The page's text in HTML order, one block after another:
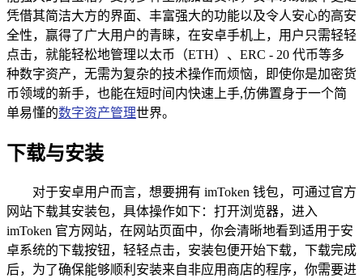
凭借其简洁大方的界面、丰富强大的功能以及令人安心的高安
全性，赢得了广大用户的青睐，在安卓手机上，用户只需轻轻
点击，就能轻松地管理以太币（ETH）、ERC - 20 代币等多
种数字资产，无需为复杂的技术操作而烦恼，即使你是加密货
币领域的新手，也能在短时间内快速上手,仿佛置身于一个简
单易懂的数字资产管理世界。
下载与安装
对于安卓用户而言，想要拥有 imToken 钱包，可通过官方
网站下载其安装包，具体操作如下：打开浏览器，进入
imToken 官方网站，在网站页面中，你会清晰地看到适用于安
卓系统的下载按钮，轻轻点击，安装包便开始下载，下载完成
后，为了确保能够顺利安装来自非应用商店的程序，你需要进